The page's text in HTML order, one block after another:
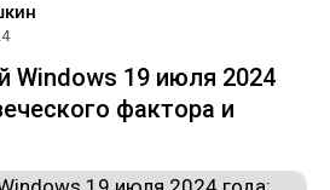
Windows 19 июля 2024
фактора и